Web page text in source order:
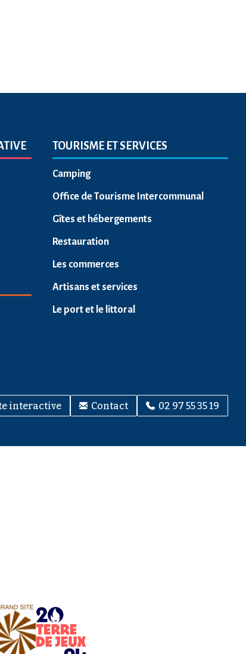
TOURISME ET SERVICES
Camping
Office de Tourisme Intercommunal
Gîtes et hébergements
Restauration
Les commerces
Artisans et services
Le port et le littoral
interactive Contact 02 97 55 35 19